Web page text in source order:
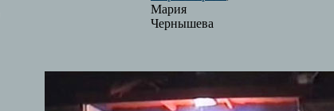
Мария
Чернышева